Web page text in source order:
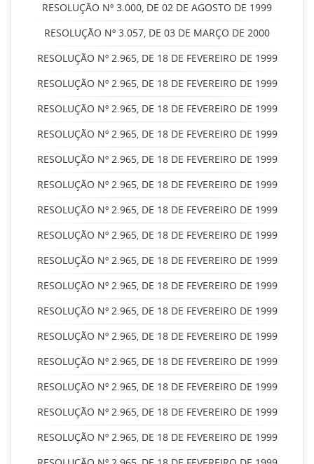
RESOLUÇÃO Nº 3.000, DE 02 DE AGOSTO DE 1999
RESOLUÇÃO Nº 3.057, DE 03 DE MARÇO DE 2000
RESOLUÇÃO Nº 2.965, DE 18 DE FEVEREIRO DE 1999
RESOLUÇÃO Nº 2.965, DE 18 DE FEVEREIRO DE 1999
RESOLUÇÃO Nº 2.965, DE 18 DE FEVEREIRO DE 1999
RESOLUÇÃO Nº 2.965, DE 18 DE FEVEREIRO DE 1999
RESOLUÇÃO Nº 2.965, DE 18 DE FEVEREIRO DE 1999
RESOLUÇÃO Nº 2.965, DE 18 DE FEVEREIRO DE 1999
RESOLUÇÃO Nº 2.965, DE 18 DE FEVEREIRO DE 1999
RESOLUÇÃO Nº 2.965, DE 18 DE FEVEREIRO DE 1999
RESOLUÇÃO Nº 2.965, DE 18 DE FEVEREIRO DE 1999
RESOLUÇÃO Nº 2.965, DE 18 DE FEVEREIRO DE 1999
RESOLUÇÃO Nº 2.965, DE 18 DE FEVEREIRO DE 1999
RESOLUÇÃO Nº 2.965, DE 18 DE FEVEREIRO DE 1999
RESOLUÇÃO Nº 2.965, DE 18 DE FEVEREIRO DE 1999
RESOLUÇÃO Nº 2.965, DE 18 DE FEVEREIRO DE 1999
RESOLUÇÃO Nº 2.965, DE 18 DE FEVEREIRO DE 1999
RESOLUÇÃO Nº 2.965, DE 18 DE FEVEREIRO DE 1999